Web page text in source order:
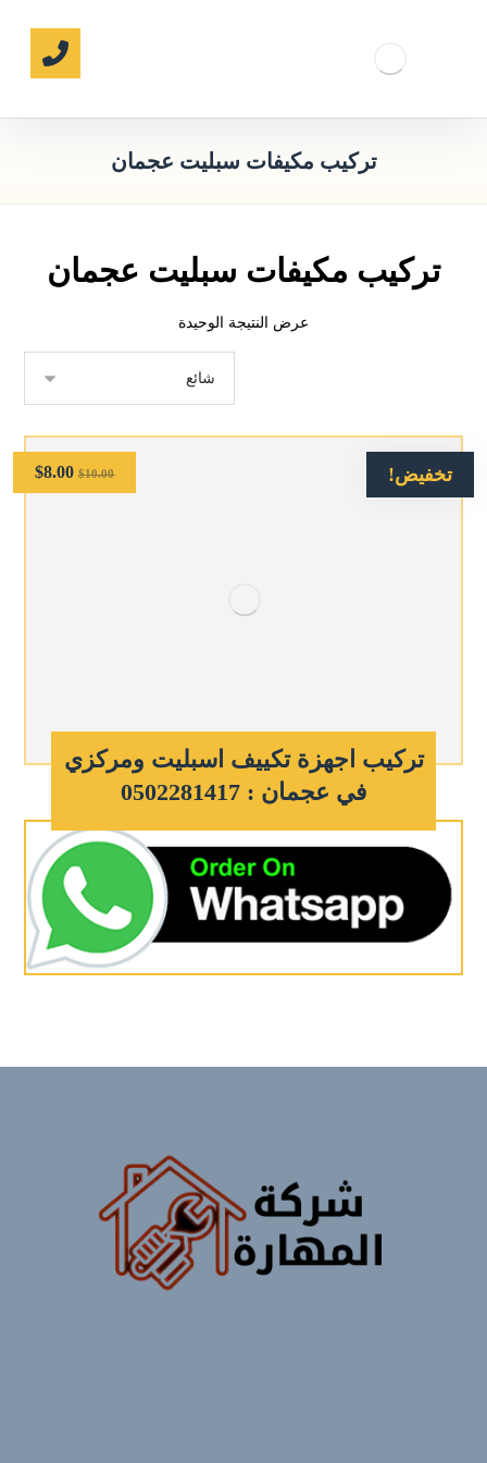
تركيب مكيفات سبليت عجمان
تركيب مكيفات سبليت عجمان
عرض النتيجة الوحيدة
تخفيض!
تركيب اجهزة تكييف اسبليت ومركزي
في عجمان : 0502281417
$10.00
$8.00